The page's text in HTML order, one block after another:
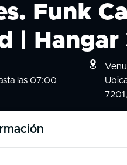
Funk
| Hangar
las 07:00